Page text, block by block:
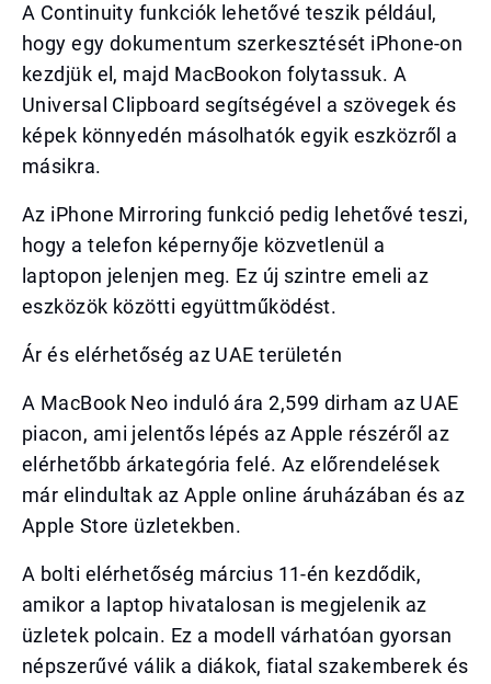
A Continuity funkciók lehetővé teszik például,
hogy egy dokumentum szerkesztését iPhone-on
kezdjük el, majd MacBookon folytassuk. A
Universal Clipboard segítségével a szövegek és
képek könnyedén másolhatók egyik eszközről a
másikra.
Az iPhone Mirroring funkció pedig lehetővé teszi,
hogy a telefon képernyője közvetlenül a
laptopon jelenjen meg. Ez új szintre emeli az
eszközök közötti együttműködést.
Ár és elérhetőség az UAE területén
A MacBook Neo induló ára 2,599 dirham az UAE
piacon, ami jelentős lépés az Apple részéről az
elérhetőbb árkategória felé. Az előrendelések
már elindultak az Apple online áruházában és az
Apple Store üzletekben.
A bolti elérhetőség március 11-én kezdődik,
amikor a laptop hivatalosan is megjelenik az
üzletek polcain. Ez a modell várhatóan gyorsan
népszerűvé válik a diákok, fiatal szakemberek és